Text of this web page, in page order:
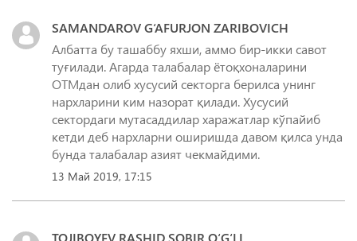
SAMANDAROV G‘AFURJON ZARIBOVICH
Албатта бу ташаббу яхши, аммо бир-икки савот
туғилади. Агарда талабалар ётоқхоналарини
ОТМдан олиб хусусий секторга берилса унинг
нархларини ким назорат қилади. Хусусий
сектордаги мутасаддилар харажатлар кўпайиб
кетди деб нархларни оширишда давом қилса унда
13 Май 2019, 17:15
TOJIBOYEV RASHID SOBIR O‘G‘LI